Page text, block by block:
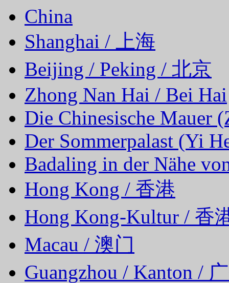
China
Shanghai / 上海
Beijing / Peking / 北京
Zhong Nan Hai / Bei Hai
Die Chinesische Mauer
Der Sommerpalast (Yi
Badaling in der Nähe
Hong Kong / 香港
Hong Kong-Kultur / 香
Macau / 澳门
Guangzhou / Kanton /